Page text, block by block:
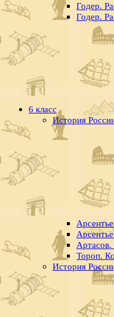
Годер.
Годер.
6 класс
История
Артасов.
Тороп.
История